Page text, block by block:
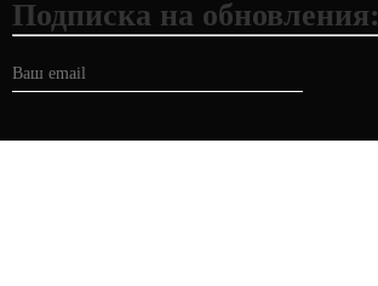
Подписка на обновления: